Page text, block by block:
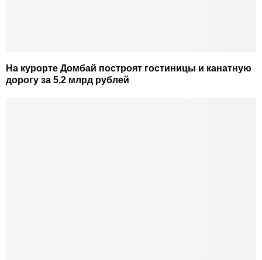
На курорте Домбай построят гостиницы и канатную
дорогу за 5,2 млрд рублей